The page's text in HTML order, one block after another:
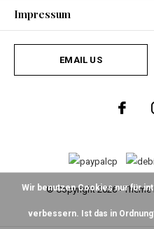
Impressum
EMAIL US
© Copyright2026- Theme
Wir benutzen Cookies nur für
verbessern. Ist das in